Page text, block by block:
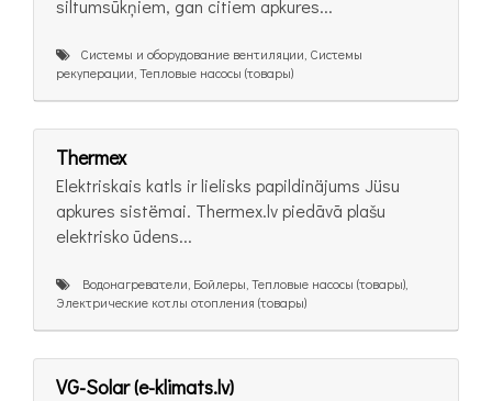
siltumsūkņiem, gan citiem apkures...
Системы и оборудование вентиляции, Системы
рекуперации, Тепловые насосы (товары)
Thermex
Elektriskais katls ir lielisks papildinäjums Jüsu
apkures sistëmai. Thermex.lv piedāvā plašu
elektrisko ūdens...
Bодонагреватели, Бойлеры, Тепловые насосы (товары),
Электрические котлы отопления (товары)
VG-Solar (e-klimats.lv)